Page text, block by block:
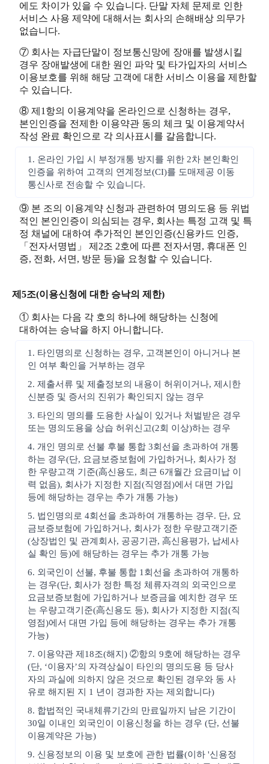
에도 차이가 있을 수 있습니다. 단말 자체 문제로 인한
서비스 사용 제약에 대해서는 회사의 손해배상 의무가
없습니다.
⑦ 회사는 자급단말이 정보통신망에 장애를 발생시킬
경우 장애발생에 대한 원인 파악 및 타가입자의 서비스
이용보호를 위해 해당 고객에 대한 서비스 이용을 제한할
수 있습니다.
⑧ 제1항의 이용계약을 온라인으로 신청하는 경우,
본인인증을 전제한 이용약관 동의 체크 및 이용계약서
작성 완료 확인으로 각 의사표시를 갈음합니다.
1. 온라인 가입 시 부정개통 방지를 위한 2차 본인확인
인증을 위하여 고객의 연계정보(CI)를 도매제공 이동
통신사로 전송할 수 있습니다.
⑨ 본 조의 이용계약 신청과 관련하여 명의도용 등 위법
적인 본인인증이 의심되는 경우, 회사는 특정 고객 및 특
정 채널에 대하여 추가적인 본인인증(신용카드 인증,
「전자서명법」 제2조 2호에 따른 전자서명, 휴대폰 인
증, 전화, 서면, 방문 등)을 요청할 수 있습니다.
제5조(이용신청에 대한 승낙의 제한)
① 회사는 다음 각 호의 하나에 해당하는 신청에
대하여는 승낙을 하지 아니합니다.
1. 타인명의로 신청하는 경우, 고객본인이 아니거나 본
인 여부 확인을 거부하는 경우
2. 제출서류 및 제출정보의 내용이 허위이거나, 제시한
신분증 및 증서의 진위가 확인되지 않는 경우
3. 타인의 명의를 도용한 사실이 있거나 처벌받은 경우
또는 명의도용을 상습 허위신고(2회 이상)하는 경우
4. 개인 명의로 선불 후불 통합 3회선을 초과하여 개통
하는 경우(단, 요금보증보험에 가입하거나, 회사가 정
한 우량고객 기준(高신용도, 최근 6개월간 요금미납 이
력 없음), 회사가 지정한 지점(직영점)에서 대면 가입
등에 해당하는 경우는 추가 개통 가능)
5. 법인명의로 4회선을 초과하여 개통하는 경우. 단, 요
금보증보험에 가입하거나, 회사가 정한 우량고객기준
(상장법인 및 관계회사, 공공기관, 高신용평가, 납세사
실 확인 등)에 해당하는 경우는 추가 개통 가능
6. 외국인이 선불, 후불 통합 1회선을 초과하여 개통하
는 경우(단, 회사가 정한 특정 체류자격의 외국인으로
요금보증보험에 가입하거나 보증금을 예치한 경우 또
는 우량고객기준(高신용도 등), 회사가 지정한 지점(직
영점)에서 대면 가입 등에 해당하는 경우는 추가 개통
가능)
7. 이용약관 제18조(해지) ②항의 9호에 해당하는 경우
(단, ‘이용자’의 자격상실이 타인의 명의도용 등 당사
자의 과실에 의하지 않은 것으로 확인된 경우와 동 사
유로 해지된 지 1 년이 경과한 자는 제외합니다)
8. 합법적인 국내체류기간의 만료일까지 남은 기간이
30일 이내인 외국인이 이용신청을 하는 경우 (단, 선불
이용계약은 가능)
9. 신용정보의 이용 및 보호에 관한 법률(이하 '신용정